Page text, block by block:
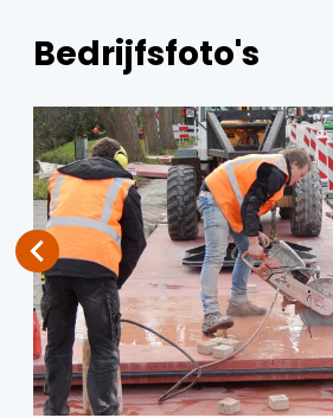
Bedrijfsfoto's